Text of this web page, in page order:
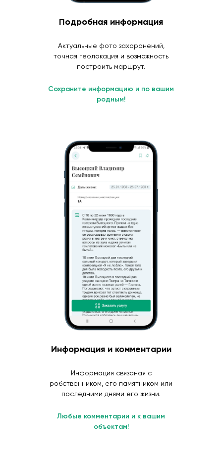
Подробная информация
Актуальные фото захоронений,
точная геолокация и возможность
построить маршрут.
Сохраните информацию и по вашим
родным!
Информация и комментарии
Информация связаная с
робственником, его памятником или
последними днями его жизни.
Любые комментарии и к вашим
объектам!